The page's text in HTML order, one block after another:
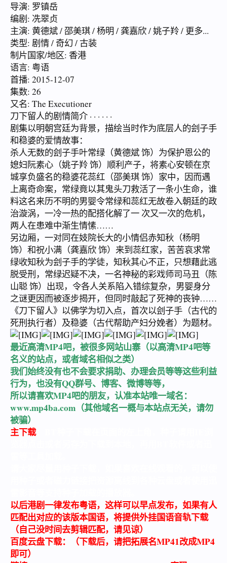
导演: 罗镇岳
编剧: 冼翠贞
主演: 黄德斌 / 邵美琪 / 杨明 / 龚嘉欣 / 姚子羚 / 更多...
类型: 剧情 / 奇幻 / 古装
制片国家/地区: 香港
语言: 粤语
首播: 2015-12-07
集数: 26
又名: The Executioner
刀下留人的剧情简介 · · · · · ·
剧集以明朝宫廷为背景，描绘当时作为底层人的刽子手
和稳婆的爱情故事：
杀人无数的刽子手叶常绿（黄德斌 饰）为保护恩公的
媳妇阮素心（姚子羚 饰）顺利产子，将素心安顿在京
城享负盛名的稳婆花蕊红（邵美琪 饰）家中，因而遇
上离奇命案，常绿竟以其鬼头刀救活了一条小生命，谁
料这名来历不明的男婴令常绿和蕊红无故卷入朝廷的政
治漩涡，一冷一热的配搭化解了一 次又一次的危机，
两人在患难中渐生情愫……
另边厢，一对同在妓院长大的小情侣赤知秋（杨明
饰）和祝小满（龚嘉欣 饰）来到蕊红家，苦苦哀求常
绿收知秋为刽子手的学徒，知秋其心不正，只想藉此逃
脱受刑，常绿迟疑不决，一名神秘的彩戏师司马丑（陈
山聪 饰）出现，令各人关系陷入错综复杂，男婴身分
之谜更因而被逐步揭开，但同时敲起了死神的丧钟……
《刀下留人》以佛学为切入点，首次以刽子手（古代的
死刑执行者）及稳婆（古代帮助产妇分娩者）为题材。
最近高清MP4吧，被很多网站山寨（以高清MP4吧等
名义的站点，或者域名相似之类）
我们始终没有也不会要求捐助、办理会员等等这些利益
行为，也没有QQ群号、博客、微博等等，
所以请喜欢MP4吧的朋友，认准本站唯一域名：
www.mp4ba.com （其他域名一概与本站点无关，请勿
被骗）
主下载：BT种子下载在页面的左上角，种子请用IE浏
以后港剧一律发布粤语，这样可以早点发布，如果有人
匹配出对应的该版本国语，将提供外挂国语音轨下载
（自己没时间去剪辑匹配，请见谅）
百度云盘下载：（下载后，请把拓展名MP41改成MP4
即可）